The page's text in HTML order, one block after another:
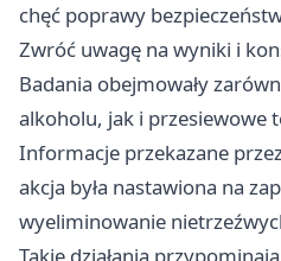
chęć poprawy
Zwróć uwagę na wyniki i
Badania obejmowały
alkoholu, jak i przesiewowe
Informacje przekazane
akcja była nastawiona na
wyeliminowanie